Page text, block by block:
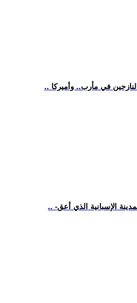
في مأرب.. وأميركا
الإسبانية الذي أعق